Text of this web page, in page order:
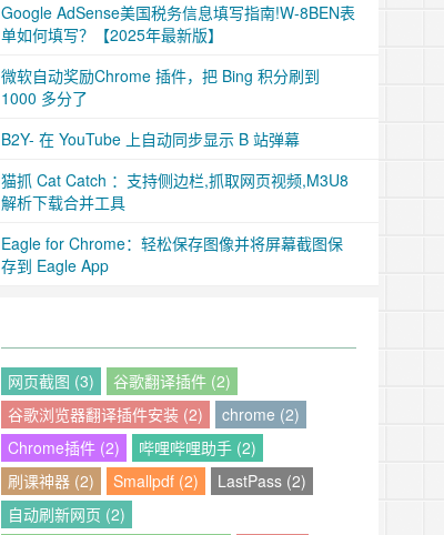
Google AdSense美国税务信息填写指南!W-8BEN表
单如何填写？【2025年最新版】
微软自动奖励Chrome 插件，把 Bing 积分刷到
1000 多分了
B2Y- 在 YouTube 上自动同步显示 B 站弹幕
猫抓 Cat Catch ：支持侧边栏,抓取网页视频,M3U8
解析下载合并工具
Eagle for Chrome：轻松保存图像并将屏幕截图保
存到 Eagle App
网页截图 (3)
谷歌翻译插件 (2)
谷歌浏览器翻译插件安装 (2)
chrome (2)
Chrome插件 (2)
哔哩哔哩助手 (2)
刷课神器 (2)
Smallpdf (2)
LastPass (2)
自动刷新网页 (2)